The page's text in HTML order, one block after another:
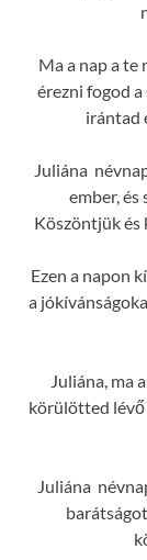
Ma a nap a te
érezni fogod
irántad
Juliána
ember,
Köszöntjük és
Ezen a napon
a
Juliána, ma
körülötted lévő
Juliána